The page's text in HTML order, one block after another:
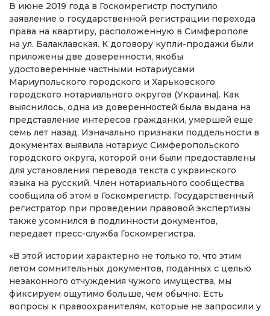
В июне 2019 года в Госкомрегистр поступило
заявление о государственной регистрации перехода
права на квартиру, расположенную в Симферополе
на ул. Балаклавская. К договору купли-продажи были
приложены две доверенности, якобы
удостоверенные частными нотариусами
Мариупольского городского и Харьковского
городского нотариального округов (Украина). Как
выяснилось, одна из доверенностей была выдана на
представление интересов гражданки, умершей еще
семь лет назад. Изначально признаки поддельности в
документах выявила нотариус Симферопольского
городского округа, которой они были предоставлены
для установления перевода текста с украинского
языка на русский. Член нотариального сообщества
сообщила об этом в Госкомрегистр. Государственный
регистратор при проведении правовой экспертизы
также усомнился в подлинности документов,
передает пресс-служба Госкомрегистра.
«В этой истории характерно не только то, что этим
летом сомнительных документов, поданных с целью
незаконного отчуждения чужого имущества, мы
фиксируем ощутимо больше, чем обычно. Есть
вопросы к правоохранителям, которые не запросили у